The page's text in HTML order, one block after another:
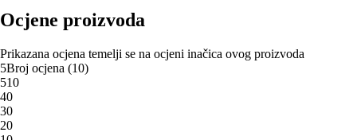
Ocjene proizvoda
Prikazana ocjena temelji se na ocjeni inačica ovog proizvoda
5Broj ocjena (10)
510
40
30
20